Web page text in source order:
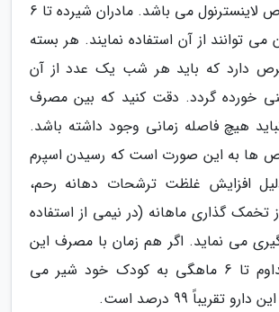
دید از عوارض قرص لاینسترنول می باشد. مادران شیرده تا 6
می توانند از آن استفاده نمایند. هر بسته
28 قرص دارد که باید هر شب یک عدد از آن
خورده گردد. دقت کنید که بین مصرف
هیچ فاصله زمانی وجود داشته باشد.
ها به این صورت است که رسیدن اسپرم
افزایش غلظت ترشحات دهانه رحم،
گذاری ماهانه (در نیمی از استفاده
می نماید. اگر هم زمان با مصرف این
قرص به طور مداوم تا 6 ماهگی به کودک خود شیر می
تقریباً 99 درصد است.